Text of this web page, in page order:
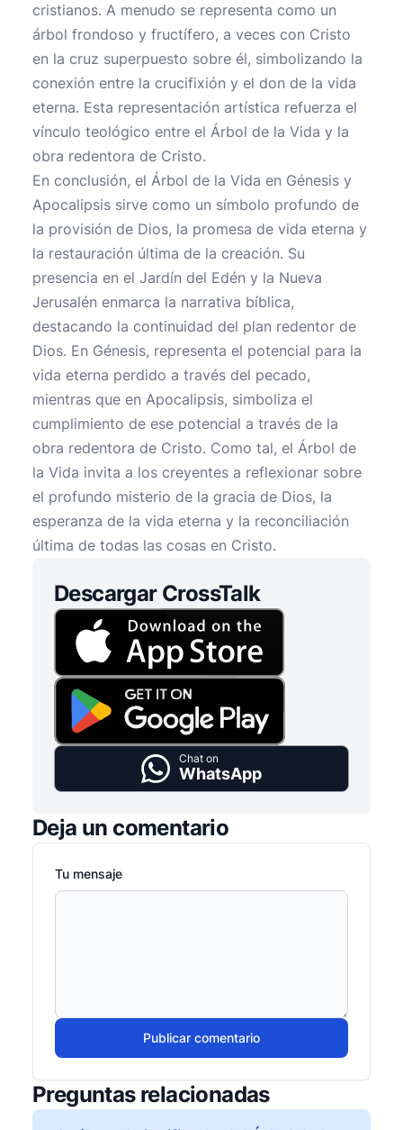
cristianos. A menudo se representa como un
árbol frondoso y fructífero, a veces con Cristo
en la cruz superpuesto sobre él, simbolizando la
conexión entre la crucifixión y el don de la vida
eterna. Esta representación artística refuerza el
vínculo teológico entre el Árbol de la Vida y la
obra redentora de Cristo.
En conclusión, el Árbol de la Vida en Génesis y
Apocalipsis sirve como un símbolo profundo de
la provisión de Dios, la promesa de vida eterna y
la restauración última de la creación. Su
presencia en el Jardín del Edén y la Nueva
Jerusalén enmarca la narrativa bíblica,
destacando la continuidad del plan redentor de
Dios. En Génesis, representa el potencial para la
vida eterna perdido a través del pecado,
mientras que en Apocalipsis, simboliza el
cumplimiento de ese potencial a través de la
obra redentora de Cristo. Como tal, el Árbol de
la Vida invita a los creyentes a reflexionar sobre
el profundo misterio de la gracia de Dios, la
esperanza de la vida eterna y la reconciliación
última de todas las cosas en Cristo.
Descargar CrossTalk
Chat on
WhatsApp
Deja un comentario
Tu mensaje
Publicar comentario
Preguntas relacionadas